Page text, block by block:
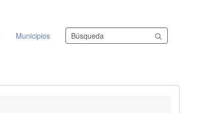
Municipios Buscar conjuntos de datos